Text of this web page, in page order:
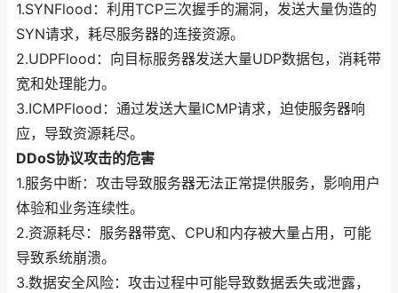
1.SYNFlood：利用TCP三次握手的漏洞，发送大量伪造的
SYN请求，耗尽服务器的连接资源。
2.UDPFlood：向目标服务器发送大量UDP数据包，消耗带
宽和处理能力。
3.ICMPFlood：通过发送大量ICMP请求，迫使服务器响
应，导致资源耗尽。
DDoS协议攻击的危害
1.服务中断：攻击导致服务器无法正常提供服务，影响用户
体验和业务连续性。
2.资源耗尽：服务器带宽、CPU和内存被大量占用，可能
导致系统崩溃。
3.数据安全风险：攻击过程中可能导致数据丢失或泄露，